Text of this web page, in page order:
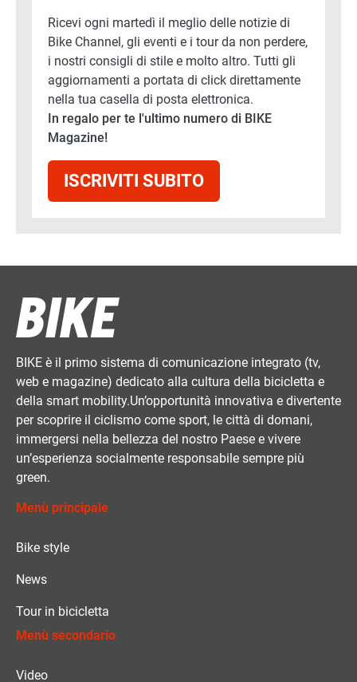
Ricevi ogni martedì il meglio delle notizie di
Bike Channel, gli eventi e i tour da non perdere,
i nostri consigli di stile e molto altro. Tutti gli
aggiornamenti a portata di click direttamente
nella tua casella di posta elettronica.
In regalo per te l'ultimo numero di BIKE
Magazine!
ISCRIVITI SUBITO
BIKE è il primo sistema di comunicazione integrato (tv,
web e magazine) dedicato alla cultura della bicicletta e
della smart mobility.Un’opportunità innovativa e divertente
per scoprire il ciclismo come sport, le città di domani,
immergersi nella bellezza del nostro Paese e vivere
un’esperienza socialmente responsabile sempre più
green.
Menù principale
Bike style
News
Tour in bicicletta
Menù secondario
Video